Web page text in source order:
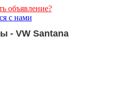
объявление?
с нами
- VW Santana